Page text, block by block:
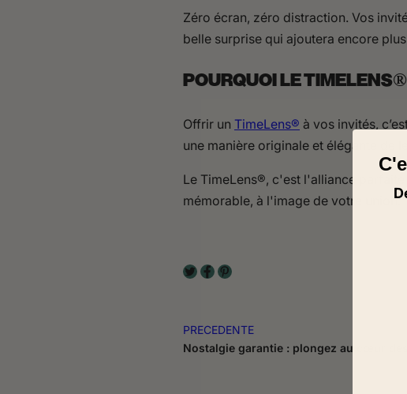
Zéro écran, zéro distraction. Vos
belle surprise qui ajoutera encore
POURQUOI LE
Offrir un TimeLens® à vos invités,
une manière originale et élégante de
Le TimeLens®, c'est l'alliance
mémorable, à l'image de votre union.
PRECEDENTE
Nostalgie garantie : plongez au cœur des